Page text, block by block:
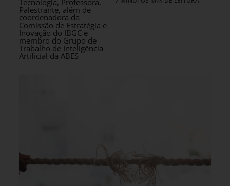
Tecnologia, Professora,
Palestrante, além de
coordenadora da
Comissão de Estratégia e
Inovação do IBGC e
membro do Grupo de
Trabalho de Inteligência
Artificial da ABES